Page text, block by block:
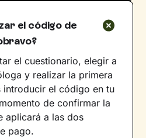
el código de
el cuestionario, elegir a
y realizar la primera
el código en tu
de confirmar la
aplicará a las dos
pago.